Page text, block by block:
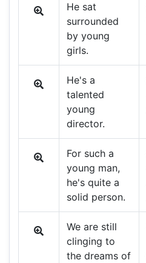
He sat
surrounded
by young
girls.
He's a
talented
young
director.
For such a
young man,
he's quite a
solid person.
We are still
clinging to
the dreams of